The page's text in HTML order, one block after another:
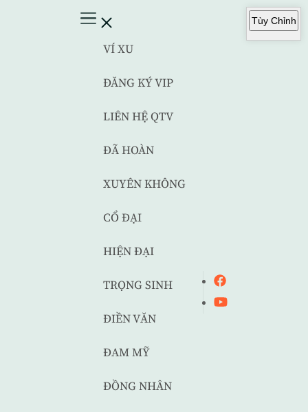
VÍ XU
ĐĂNG KÝ VIP
LIÊN HỆ QTV
ĐÃ HOÀN
XUYÊN KHÔNG
CỔ ĐẠI
HIỆN ĐẠI
TRỌNG SINH
ĐIỀN VĂN
ĐAM MỸ
ĐỒNG NHÂN
Tùy Chỉnh